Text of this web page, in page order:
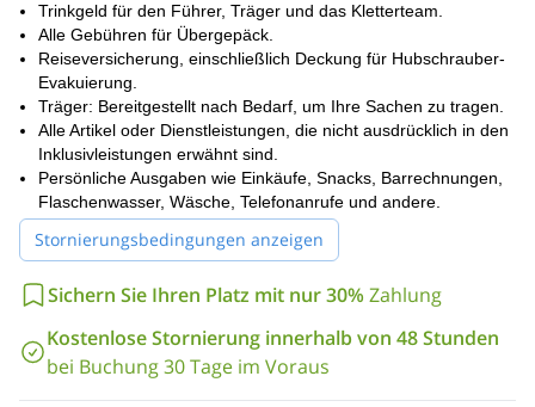
Trinkgeld für den Führer, Träger und das Kletterteam.
Alle Gebühren für Übergepäck.
Reiseversicherung, einschließlich Deckung für Hubschrauber-
Evakuierung.
Träger: Bereitgestellt nach Bedarf, um Ihre Sachen zu tragen.
Alle Artikel oder Dienstleistungen, die nicht ausdrücklich in den
Inklusivleistungen erwähnt sind.
Persönliche Ausgaben wie Einkäufe, Snacks, Barrechnungen,
Flaschenwasser, Wäsche, Telefonanrufe und andere.
Stornierungsbedingungen anzeigen
Sichern Sie Ihren Platz mit nur 30%Zahlung
Kostenlose Stornierung innerhalb von 48 Stunden
bei Buchung 30 Tage im Voraus